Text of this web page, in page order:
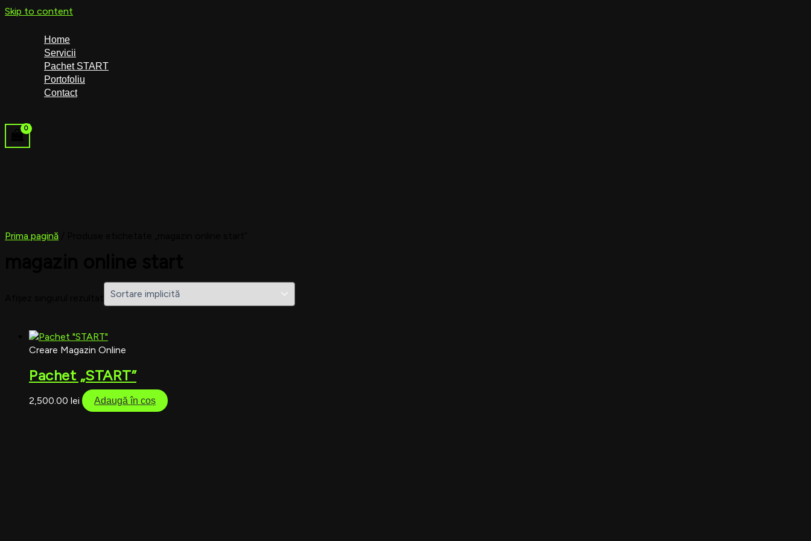
Skip to content
Home
Servicii
Pachet START
Portofoliu
Contact
Prima pagină
Creare Magazin Online
Pachet „START”
2,500.00 lei Adaugă în coș